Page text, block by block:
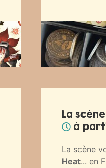
La
à
La scène
Heat... en